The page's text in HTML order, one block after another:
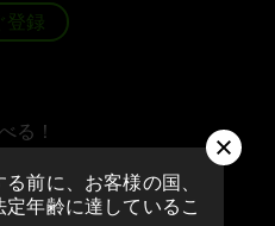
前に、お客様の国、
年齢に達しているこ
登録
る！
きる！
レターを受け取れる！